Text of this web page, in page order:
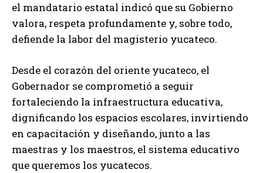
el mandatario estatal indicó que su Gobierno
valora, respeta profundamente y, sobre todo,
defiende la labor del magisterio yucateco.
Desde el corazón del oriente yucateco, el
Gobernador se comprometió a seguir
fortaleciendo la infraestructura educativa,
dignificando los espacios escolares, invirtiendo
en capacitación y diseñando, junto a las
maestras y los maestros, el sistema educativo
que queremos los yucatecos.